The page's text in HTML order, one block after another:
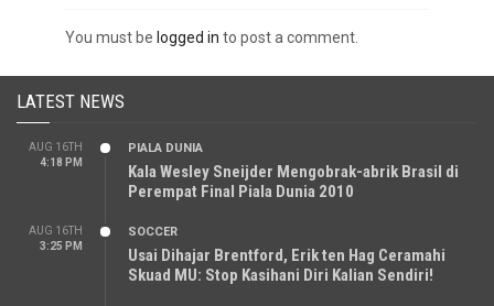
You must be logged in to post a comment.
LATEST NEWS
AUG 16TH
4:18 PM
PIALA DUNIA
Kala Wesley Sneijder Mengobrak-abrik Brasil di
Perempat Final Piala Dunia 2010
AUG 16TH
3:25 PM
SOCCER
Usai Dihajar Brentford, Erik ten Hag Ceramahi
Skuad MU: Stop Kasihani Diri Kalian Sendiri!